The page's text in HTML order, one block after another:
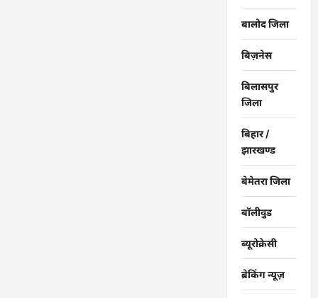
बालोद जिला
बिज़नेस
बिलासपुर
जिला
बिहार /
झारखण्ड
बेमेतरा जिला
बॉलीवुड
ब्यूरोक्रेसी
ब्रेकिंग न्यूज़